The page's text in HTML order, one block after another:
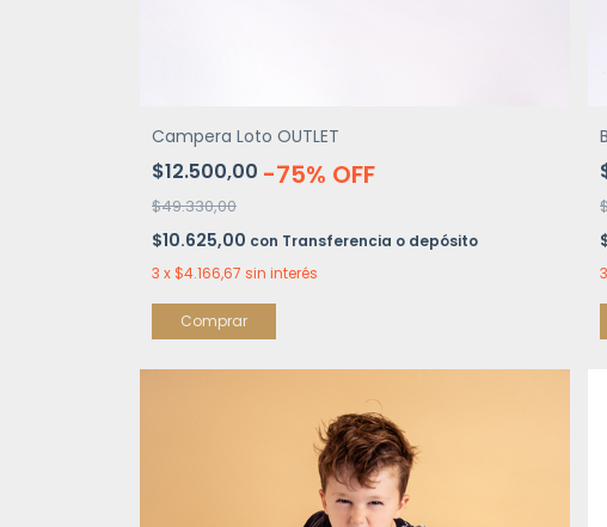
Campera Loto OUTLET
$12.500,00 -75% OFF
$49.330,00
$10.625,00 con Transferencia o depósito
3 x $4.166,67 sin interés
Comprar
3